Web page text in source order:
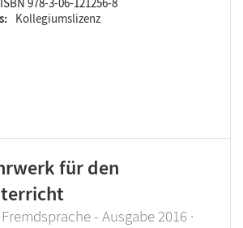
Kollegiumslizenz
für den
- Ausgabe 2016 ·